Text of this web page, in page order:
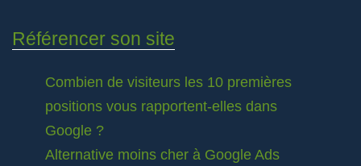
Référencer son site
Combien de visiteurs les 10 premières
positions vous rapportent-elles dans
Google ?
Alternative moins cher à Google Ads